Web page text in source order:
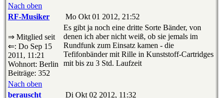
Nach oben
RF-Musiker
Mo Okt 01 2012, 21:52
⇒ Mitglied seit
⇐: Do Sep 15
2011, 11:21
Wohnort: Berlin
Beiträge: 352
Es gibt ja noch eine dritte Sorte Bänder, von
denen ich aber nicht weiß, ob sie jemals im
Rundfunk zum Einsatz kamen - die
Tefifonbänder mit Rille in Kunststoff-Cartridges
mit bis zu 3 Std. Laufzeit
Nach oben
berauscht
Di Okt 02 2012, 11:32